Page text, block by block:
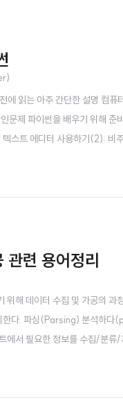
읽는 아주 간단한 설명 컴퓨
문제 파이썬을 배우기 위해
스트 에디터 사용하기(2): 비
련 용어정리
해 데이터 수집 및 가공의
한다. 파싱(Parsing) 분석하
서 필요한 정보를 수집/분